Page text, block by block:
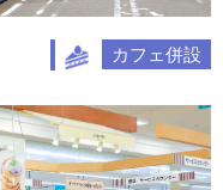
カフェ併設